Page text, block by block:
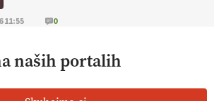
11:55 0
naših portalih